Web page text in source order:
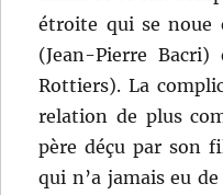
étroite qui se noue
(Jean-Pierre
Rottiers). La
relation de plus
père déçu par son
qui n’a jamais eu